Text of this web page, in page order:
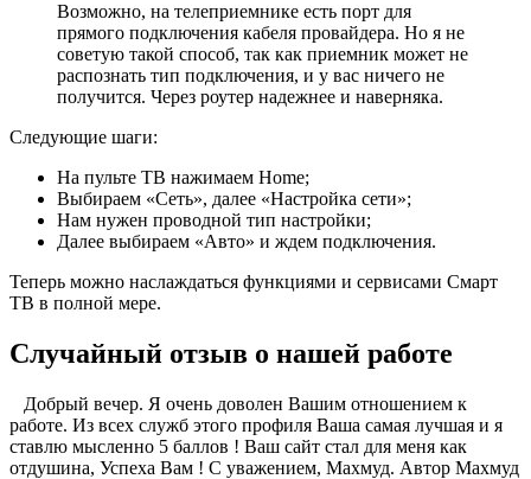
Возможно, на телеприемнике есть порт для
прямого подключения кабеля провайдера. Но я не
советую такой способ, так как приемник может не
распознать тип подключения, и у вас ничего не
получится. Через роутер надежнее и наверняка.
Следующие шаги:
На пульте ТВ нажимаем Home;
Выбираем «Сеть», далее «Настройка сети»;
Нам нужен проводной тип настройки;
Далее выбираем «Авто» и ждем подключения.
Теперь можно наслаждаться функциями и сервисами Смарт
ТВ в полной мере.
Случайный отзыв о нашей работе
Добрый вечер. Я очень доволен Вашим отношением к
работе. Из всех служб этого профиля Ваша самая лучшая и я
ставлю мысленно 5 баллов ! Ваш сайт стал для меня как
отдушина, Успеха Вам ! С уважением, Махмуд. Автор Махмуд